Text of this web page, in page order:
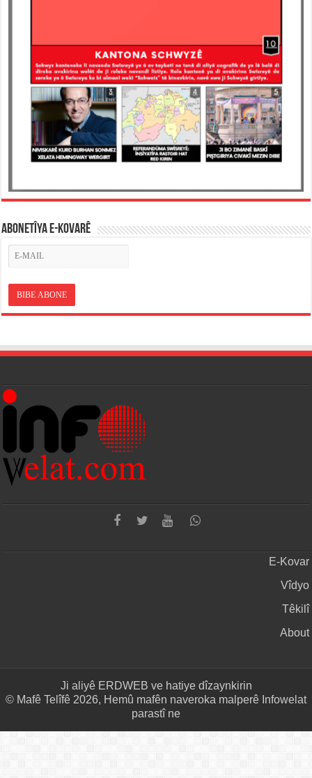
ABONETÎYA E-KOVARÊ
E-Kovar
Vîdyo
Têkilî
About
Ji aliyê ERDWEB ve hatiye dîzaynkirin
© Mafê Telîfê 2026, Hemû mafên naveroka malperê Infowelat
parastî ne